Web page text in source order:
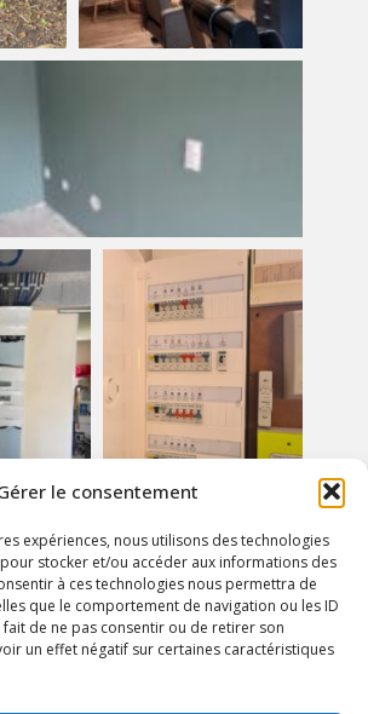
le consentement
expériences, nous utilisons des technologies
stocker et/ou accéder aux informations des
à ces technologies nous permettra de
que le comportement de navigation ou les ID
fait de ne pas consentir ou de retirer son
un effet négatif sur certaines caractéristiques